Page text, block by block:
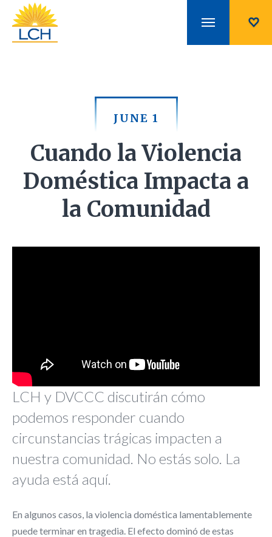
JUNE 1
Cuando la Violencia
Doméstica Impacta a
la Comunidad
LCH y DVCCC discutirán cómo
podemos responder cuando
circunstancias trágicas impacten a
nuestra comunidad. No estás solo. La
ayuda está aquí.
En algunos casos, la violencia doméstica lamentablemente
puede terminar en tragedia. El efecto dominó de estas